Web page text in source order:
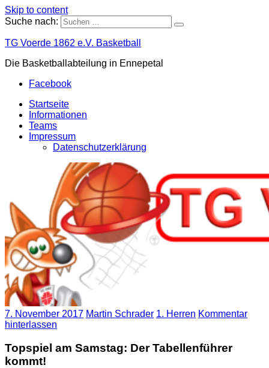
Skip to content
Suche nach:
TG Voerde 1862 e.V. Basketball
Die Basketballabteilung in Ennepetal
Facebook
Startseite
Informationen
Teams
Impressum
Datenschutzerklärung
7. November 2017 Martin Schrader 1. Herren Kommentar
hinterlassen
Topspiel am Samstag: Der Tabellenführer
kommt!